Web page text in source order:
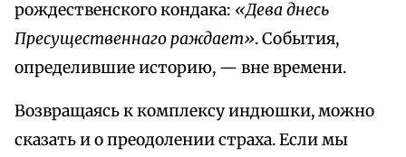
рождественского кондака: «Дева днесь
Пресущественнаго раждает». События,
определившие историю, — вне времени.
Возвращаясь к комплексу индюшки, можно
сказать и о преодолении страха. Если мы